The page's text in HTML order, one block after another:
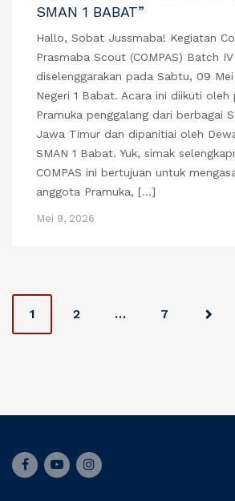
SMAN 1 BABAT”
Hallo, Sobat Jussmaba! Kegiatan
Prasmaba Scout (COMPAS) Batch
diselenggarakan pada Sabtu, 09
Negeri 1 Babat. Acara ini diikuti oleh
Pramuka penggalang dari berbagai
Jawa Timur dan dipanitiai oleh
SMAN 1 Babat. Yuk, simak
COMPAS ini bertujuan untuk
anggota Pramuka, […]
Mei 9, 2026
P
t
s
1 2 … 7